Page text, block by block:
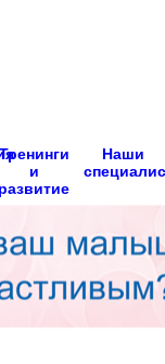
и
развитие
Наши